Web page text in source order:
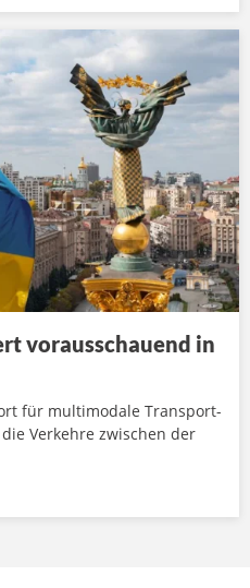
vorausschauend in
für multimodale Transport-
Verkehre zwischen der